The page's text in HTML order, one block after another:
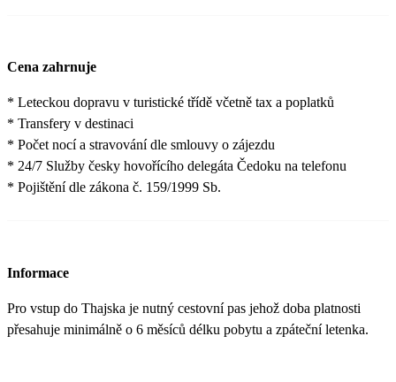
Cena zahrnuje
* Leteckou dopravu v turistické třídě včetně tax a poplatků
* Transfery v destinaci
* Počet nocí a stravování dle smlouvy o zájezdu
* 24/7 Služby česky hovořícího delegáta Čedoku na telefonu
* Pojištění dle zákona č. 159/1999 Sb.
Informace
Pro vstup do Thajska je nutný cestovní pas jehož doba platnosti
přesahuje minimálně o 6 měsíců délku pobytu a zpáteční letenka.